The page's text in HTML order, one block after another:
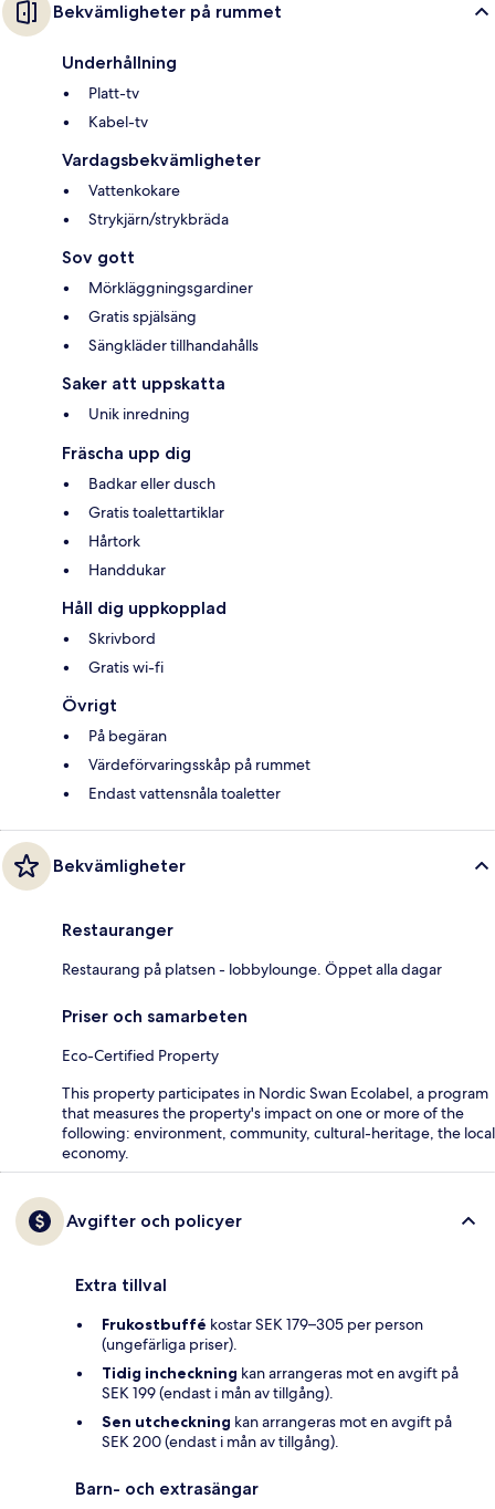
Bekvämligheter på rummet
Underhållning
Platt-tv
Kabel-tv
Vardagsbekvämligheter
Vattenkokare
Strykjärn/strykbräda
Sov gott
Mörkläggningsgardiner
Gratis spjälsäng
Sängkläder tillhandahålls
Saker att uppskatta
Unik inredning
Fräscha upp dig
Badkar eller dusch
Gratis toalettartiklar
Hårtork
Handdukar
Håll dig uppkopplad
Skrivbord
Gratis wi-fi
Övrigt
På begäran
Värdeförvaringsskåp på rummet
Endast vattensnåla toaletter
Bekvämligheter
Restauranger
Restaurang på platsen - lobbylounge. Öppet alla dagar
Priser och samarbeten
Eco-Certified Property
This property participates in Nordic Swan Ecolabel, a program
that measures the property's impact on one or more of the
following: environment, community, cultural-heritage, the local
economy.
Avgifter och policyer
Extra tillval
Frukostbuffé kostar SEK 179–305 per person
(ungefärliga priser).
Tidig incheckning kan arrangeras mot en avgift på
SEK 199 (endast i mån av tillgång).
Sen utcheckning kan arrangeras mot en avgift på
SEK 200 (endast i mån av tillgång).
Barn- och extrasängar